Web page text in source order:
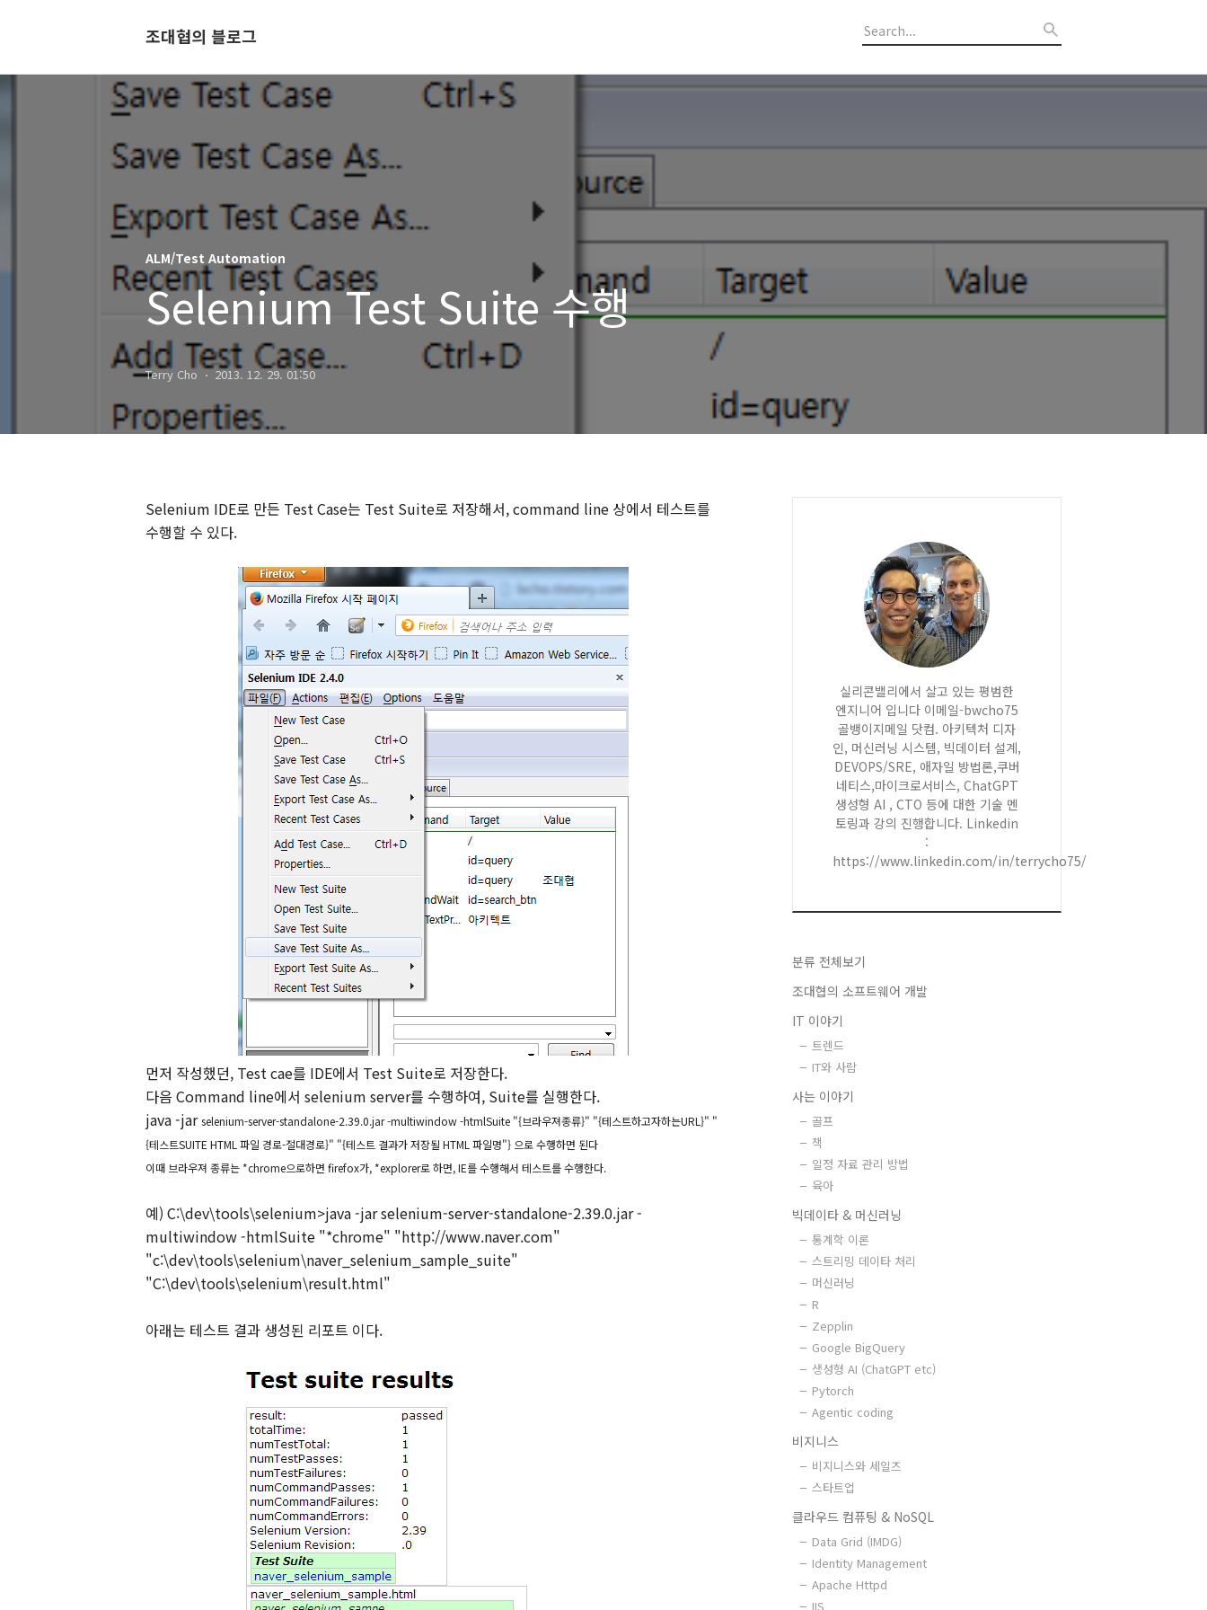
조대협의 블로그
ALM/Test Automation
Selenium Test Suite 수행
Terry Cho 2013. 12. 29. 01:50
Selenium IDE로 만든 Test Case는 Test Suite로 저장해서, command line 상에서 테스트를
수행할 수 있다.
먼저 작성했던, Test cae를 IDE에서 Test Suite로 저장한다.
다음 Command line에서 selenium server를 수행하여, Suite를 실행한다.
java -jarselenium-server-standalone-2.39.0.jar -multiwindow -htmlSuite "{브라우져종류}" "{테스트하고자하는URL}" "
{테스트SUITE HTML 파일 경로-절대경로}" "{테스트 결과가 저장될 HTML 파일명"} 으로 수행하면 된다
이때 브라우져 종류는 *chrome으로하면 firefox가, *explorer로 하면, IE를 수행해서 테스트를 수행한다.
예) C:\dev\tools\selenium>java -jar selenium-server-standalone-2.39.0.jar -
multiwindow -htmlSuite "*chrome" "http://www.naver.com"
"c:\dev\tools\selenium\naver_selenium_sample_suite"
"C:\dev\tools\selenium\result.html"
아래는 테스트 결과 생성된 리포트 이다.
실리콘밸리에서 살고 있는 평범한
엔지니어 입니다 이메일-bwcho75
골뱅이지메일 닷컴. 아키텍처 디자
인, 머신러닝 시스템, 빅데이터 설계,
DEVOPS/SRE, 애자일 방법론,쿠버
네티스,마이크로서비스, ChatGPT
생성형 AI , CTO 등에 대한 기술 멘
토링과 강의 진행합니다. Linkedin
:
https://www.linkedin.com/in/terrycho75/
분류 전체보기
조대협의 소프트웨어 개발
IT 이야기
트렌드
IT와 사람
사는 이야기
골프
책
일정 자료 관리 방법
육아
빅데이타 & 머신러닝
통계학 이론
스트리밍 데이타 처리
머신러닝
R
Zepplin
Google BigQuery
생성형 AI (ChatGPT etc)
Pytorch
Agentic coding
비지니스
비지니스와 세일즈
스타트업
클라우드 컴퓨팅 & NoSQL
Data Grid (IMDG)
Identity Management
Apache Httpd
IIS